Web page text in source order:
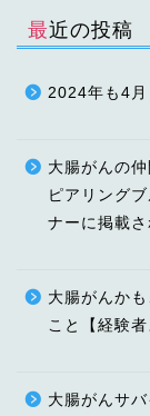
最近の投稿
2024年も4
大腸がんの
ピアリング
ナーに掲載
大腸がんか
こと【経験者
大腸がんサ